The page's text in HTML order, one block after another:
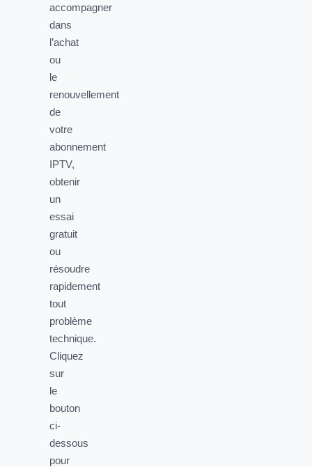
accompagner
dans
l’achat
ou
le
renouvellement
de
votre
abonnement
IPTV,
obtenir
un
essai
gratuit
ou
résoudre
rapidement
tout
problème
technique.
Cliquez
sur
le
bouton
ci-
dessous
pour